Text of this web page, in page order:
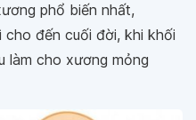
phổ biến nhất,
đến cuối đời, khi khối
làm cho xương mỏng